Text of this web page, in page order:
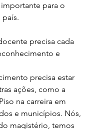
para o
precisa cada
e
precisa estar
ações, como a
na carreira em
e municípios. Nós,
magistério, temos